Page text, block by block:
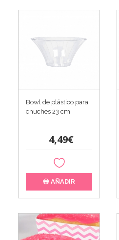
Bowl de plástico para
chuches 23 cm
4,49€
AÑADIR